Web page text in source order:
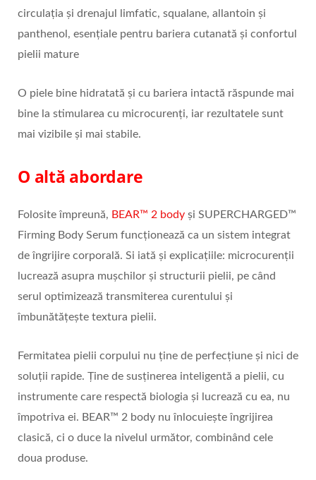
circulația și drenajul limfatic, squalane, allantoin și
panthenol, esențiale pentru bariera cutanată și confortul
pielii mature
O piele bine hidratată și cu bariera intactă răspunde mai
bine la stimularea cu microcurenți, iar rezultatele sunt
mai vizibile și mai stabile.
O altă abordare
Folosite împreună, BEAR™ 2 body și SUPERCHARGED™
Firming Body Serum funcționează ca un sistem integrat
de îngrijire corporală. Si iată și explicațiile: microcurenții
lucrează asupra mușchilor și structurii pielii, pe când
serul optimizează transmiterea curentului și
îmbunătățește textura pielii.
Fermitatea pielii corpului nu ține de perfecțiune și nici de
soluții rapide. Ține de susținerea inteligentă a pielii, cu
instrumente care respectă biologia și lucrează cu ea, nu
împotriva ei. BEAR™ 2 body nu înlocuiește îngrijirea
clasică, ci o duce la nivelul următor, combinând cele
doua produse.